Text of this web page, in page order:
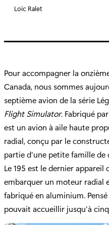
e
Loïc Ralet
Pour accompagner la
Canada, nous sommes
septième avion de la série
Flight Simulator. Fabriqué
est un avion à aile haute
radial, conçu par le
partie d'une petite famille de
Le 195 est le dernier appareil
embarquer un moteur radial
fabriqué en aluminium.
pouvait accueillir jusqu'à